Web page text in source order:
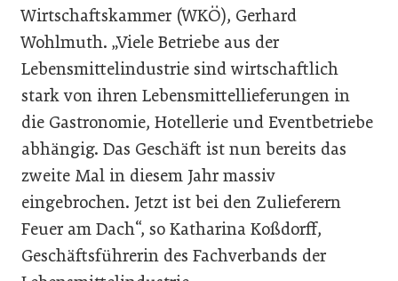
Wirtschaftskammer (WKÖ), Gerhard
Wohlmuth. „Viele Betriebe aus der
Lebensmittelindustrie sind wirtschaftlich
stark von ihren Lebensmittellieferungen in
die Gastronomie, Hotellerie und Eventbetriebe
abhängig. Das Geschäft ist nun bereits das
zweite Mal in diesem Jahr massiv
eingebrochen. Jetzt ist bei den Zulieferern
Feuer am Dach“, so Katharina Koßdorff,
Geschäftsführerin des Fachverbands der